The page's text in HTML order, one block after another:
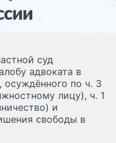
суд
адвоката в
осуждённого по ч. 3
лицу), ч. 1
и
свободы в